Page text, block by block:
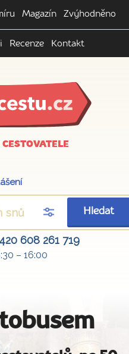
Magazín Zvýhodněno
Recenze Kontakt
Hledat
608 261 719
– 16:00